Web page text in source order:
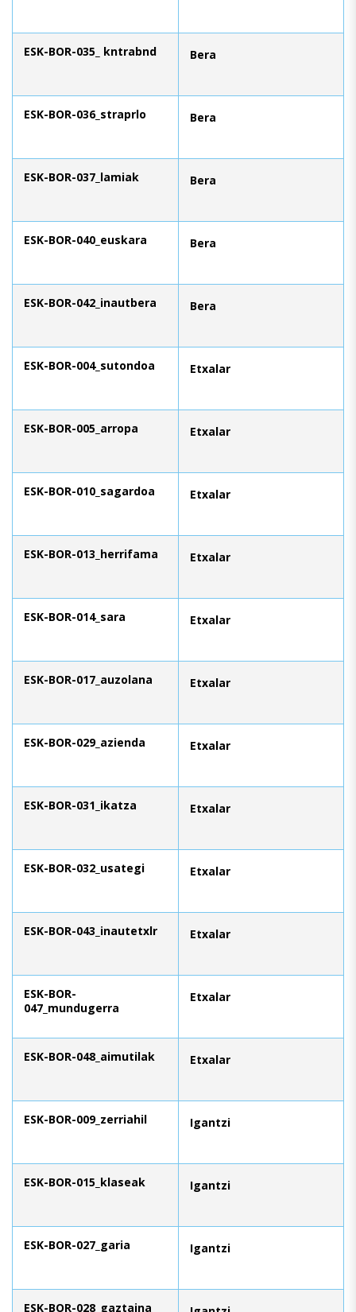
ESK-BOR-035_ kntrabnd Bera
ESK-BOR-036_straprlo Bera
ESK-BOR-037_lamiak Bera
ESK-BOR-040_euskara Bera
ESK-BOR-042_inautbera Bera
ESK-BOR-004_sutondoa Etxalar
ESK-BOR-005_arropa Etxalar
ESK-BOR-010_sagardoa Etxalar
ESK-BOR-013_herrifama Etxalar
ESK-BOR-014_sara Etxalar
ESK-BOR-017_auzolana Etxalar
ESK-BOR-029_azienda Etxalar
ESK-BOR-031_ikatza Etxalar
ESK-BOR-032_usategi Etxalar
ESK-BOR-043_inautetxlr Etxalar
ESK-BOR-
047_mundugerra
Etxalar
ESK-BOR-048_aimutilak Etxalar
ESK-BOR-009_zerriahil Igantzi
ESK-BOR-015_klaseak Igantzi
ESK-BOR-027_garia Igantzi
ESK-BOR-028_gaztaina